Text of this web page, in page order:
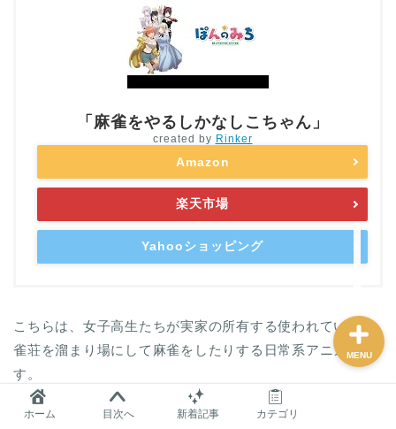
「麻雀をやるしかなしこちゃん」
created by Rinker
Amazon
楽天市場
Yahooショッピング
こちらは、女子高生たちが実家の所有する使われていない
雀荘を溜まり場にして麻雀をしたりする日常系アニメで
す。
ホーム 目次へ 新着記事 カテゴリ
MENU
麻雀グッズ研究所のサイ
プロフィール
おすすめ